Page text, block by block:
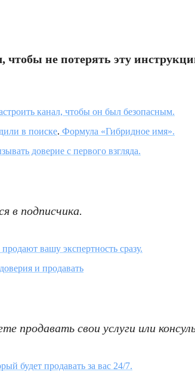
не потерять эту
канал, чтобы он был безопасным.
в поиске. Формула «Гибридное имя».
доверие с первого взгляда.
в подписчика.
вашу экспертность сразу.
и продавать
продавать свои услуги или
будет продавать за вас 24/7.